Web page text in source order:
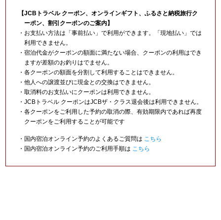
【JCBトラベル クーポン、オンラインギフト、ふるさと納税旅行ク
ーポン、割引クーポンのご案内】
・お支払い方法は「事前払い」で利用ができます。「現地払い」では
利用できません。
・宿泊代金がクーポンの額面に満たない場合、クーポンの利用はでき
ますが差額のお釣りはでません。
・各クーポンの額面を分割して利用することはできません。
・他人への譲渡並びに現金との交換はできません。
・取消料のお支払いにクーポンは利用できません。
・JCBトラベル クーポンはJCBザ・クラス退会後は利用できません。
・各クーポンをご利用した予約の取消の際、有効期限内であれば再度
クーポンをご利用することが可能です
・国内宿泊オンライン予約のよくあるご質問は こちら
・国内宿泊オンライン予約のご利用手順は こちら